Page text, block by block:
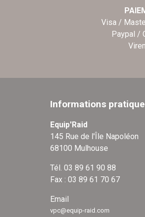
Visa /
Paypal /
Informations
Equip'Raid
145 Rue de l'Île Napoléon
68100 Mulhouse
Tél. 03 89 61 90 88
Fax : 03 89 61 70 67
Email
vpc@equip-raid.com